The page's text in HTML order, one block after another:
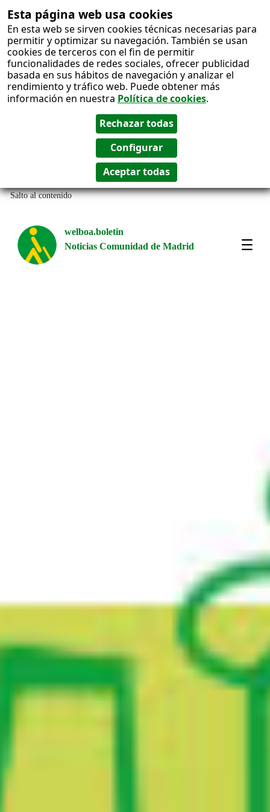
Esta página web usa cookies
En esta web se sirven cookies técnicas necesarias para
permitir y optimizar su navegación. También se usan
cookies de terceros con el fin de permitir
funcionalidades de redes sociales, ofrecer publicidad
basada en sus hábitos de navegación y analizar el
rendimiento y tráfico web. Puede obtener más
información en nuestra Política de cookies.
Salto al contenido
welboa.boletin
Noticias Comunidad de Madrid